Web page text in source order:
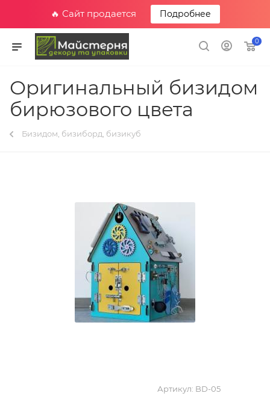
🔥 Сайт продается Подробнее
0
Оригинальный бизидом
бирюзового цвета
Бизидом, бизиборд, бизикуб
Артикул: BD-05